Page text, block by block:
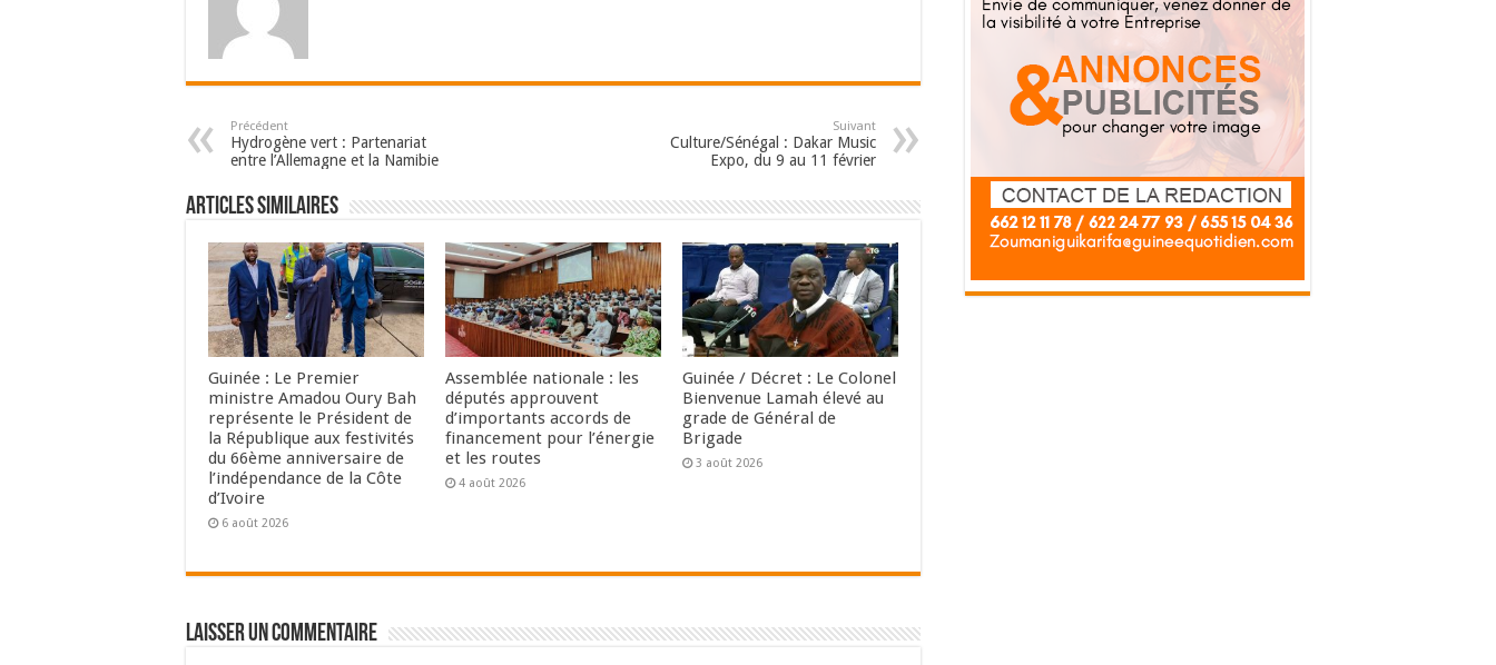
Précédent
Hydrogène vert : Partenariat
entre l’Allemagne et la Namibie
Suivant
Culture/Sénégal : Dakar Music
Expo, du 9 au 11 février
Articles Similaires
Guinée : Le Premier
ministre Amadou Oury Bah
représente le Président de
la République aux festivités
du 66ème anniversaire de
l’indépendance de la Côte
d’Ivoire
6 août 2026
Assemblée nationale : les
députés approuvent
d’importants accords de
financement pour l’énergie
et les routes
4 août 2026
Guinée / Décret : Le Colonel
Bienvenue Lamah élevé au
grade de Général de
Brigade
3 août 2026
Laisser un commentaire